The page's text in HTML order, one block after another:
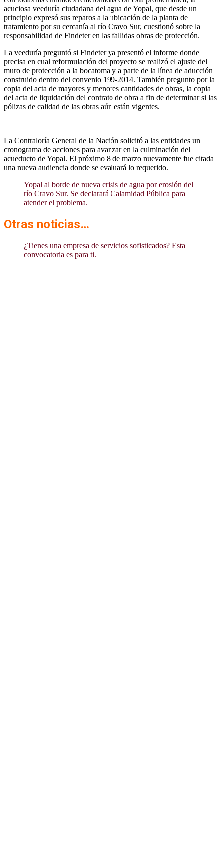
acuciosa veeduría ciudadana del agua de Yopal, que desde un
principio expresó sus reparos a la ubicación de la planta de
tratamiento por su cercanía al río Cravo Sur, cuestionó sobre la
responsabilidad de Findeter en las fallidas obras de protección.
La veeduría preguntó si Findeter ya presentó el informe donde
precisa en cual reformulación del proyecto se realizó el ajuste del
muro de protección a la bocatoma y a parte de la línea de aducción
construido dentro del convenio 199-2014. También pregunto por la
copia del acta de mayores y menores cantidades de obras, la copia
del acta de liquidación del contrato de obra a fin de determinar si las
pólizas de calidad de las obras aún están vigentes.
La Contraloría General de la Nación solicitó a las entidades un
cronograma de acciones para avanzar en la culminación del
acueducto de Yopal. El próximo 8 de marzo nuevamente fue citada
una nueva audiencia donde se evaluará lo requerido.
Yopal al borde de nueva crisis de agua por erosión del
río Cravo Sur. Se declarará Calamidad Pública para
atender el problema.
Otras noticias…
¿Tienes una empresa de servicios sofisticados? Esta
convocatoria es para ti.